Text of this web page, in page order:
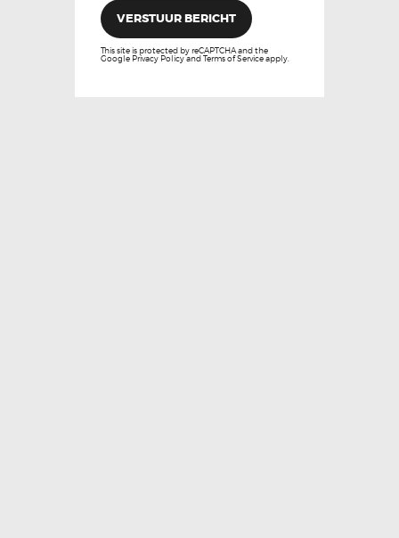
This site is protected by reCAPTCHA and the
Google Privacy PolicyandTerms of Serviceapply.